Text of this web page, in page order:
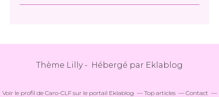
Thème Lilly - Hébergé par Eklablog
Voir le profil de Caro-CLFsur le portail Eklablog Top articles Contact